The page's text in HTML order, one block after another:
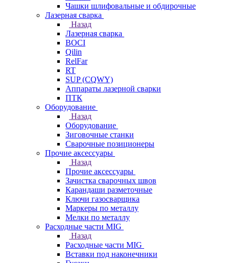
Чашки шлифовальные и обдирочные
Лазерная сварка
Назад
Лазерная сварка
BOCI
Qilin
RelFar
RT
SUP (CQWY)
Аппараты лазерной сварки
ПТК
Оборудование
Назад
Оборудование
Зиговочные станки
Сварочные позиционеры
Прочие аксессуары
Назад
Прочие аксессуары
Зачистка сварочных швов
Карандаши разметочные
Ключи газосварщика
Маркеры по металлу
Мелки по металлу
Расходные части MIG
Назад
Расходные части MIG
Вставки под наконечники